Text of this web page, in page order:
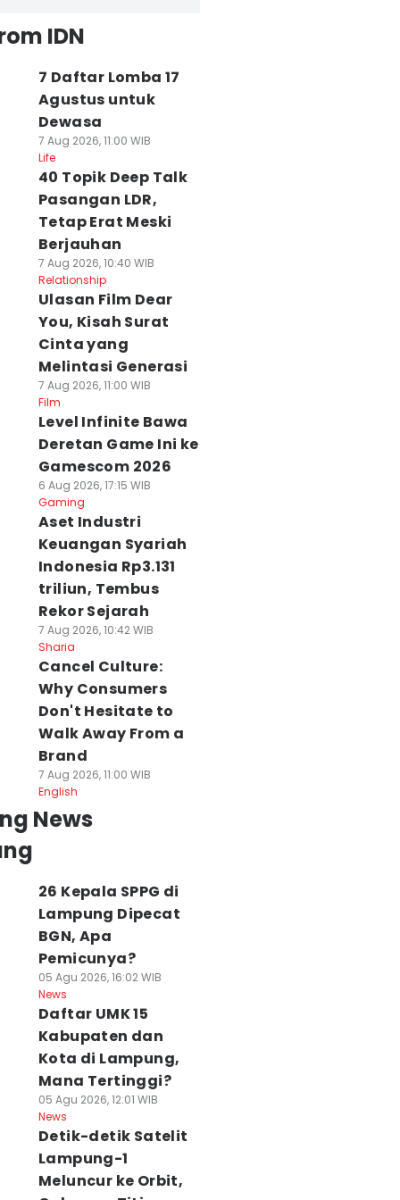
IDN
7 Daftar Lomba 17
Agustus untuk
Dewasa
7 Aug 2026, 11:00 WIB
Life
40 Topik Deep Talk
Pasangan LDR,
Tetap Erat Meski
Berjauhan
7 Aug 2026, 10:40 WIB
Relationship
Ulasan Film Dear
You, Kisah Surat
Cinta yang
Melintasi Generasi
7 Aug 2026, 11:00 WIB
Film
Level Infinite Bawa
Deretan Game Ini ke
Gamescom 2026
6 Aug 2026, 17:15 WIB
Gaming
Aset Industri
Keuangan Syariah
Indonesia Rp3.131
triliun, Tembus
Rekor Sejarah
7 Aug 2026, 10:42 WIB
Sharia
Cancel Culture:
Why Consumers
Don't Hesitate to
Walk Away From a
Brand
7 Aug 2026, 11:00 WIB
English
News
26 Kepala SPPG di
Lampung Dipecat
BGN, Apa
Pemicunya?
05 Agu 2026, 16:02 WIB
News
Daftar UMK 15
Kabupaten dan
Kota di Lampung,
Mana Tertinggi?
05 Agu 2026, 12:01 WIB
News
Detik-detik Satelit
Lampung-1
Meluncur ke Orbit,